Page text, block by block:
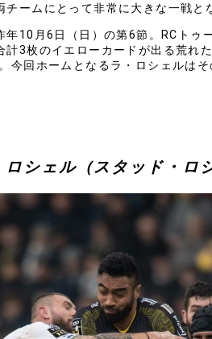
ームにとって非常に大きな一戦と
年10月6日（日）の第6節。RCト
計3枚のイエローカードが出る荒れ
今回ホームとなるラ・ロシェルは
シェル（スタッド・ロ